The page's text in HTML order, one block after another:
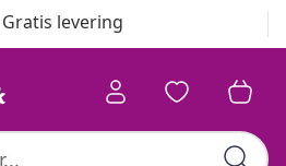
Gratis levering